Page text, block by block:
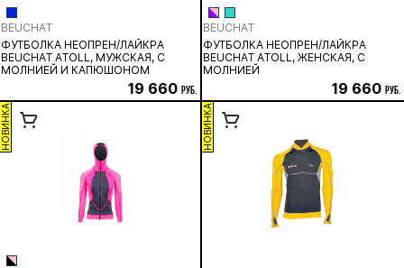
BEUCHAT
ФУТБОЛКА НЕОПРЕН/ЛАЙКРА
BEUCHAT ATOLL, МУЖСКАЯ, С
МОЛНИЕЙ И КАПЮШОНОМ
19 660 руб.
BEUCHAT
ФУТБОЛКА НЕОПРЕН/ЛАЙКРА
BEUCHAT ATOLL, ЖЕНСКАЯ, С
МОЛНИЕЙ
19 660 руб.
НОВИНКА НОВИНКА